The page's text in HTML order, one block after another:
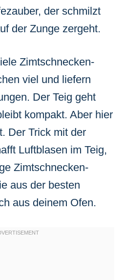
der schmilzt
der Zunge zergeht.
Zimtschnecken-
viel und liefern
Der Teig geht
kompakt. Aber hier
Der Trick mit der
Luftblasen im Teig,
Zimtschnecken-
aus der besten
aus deinem Ofen.